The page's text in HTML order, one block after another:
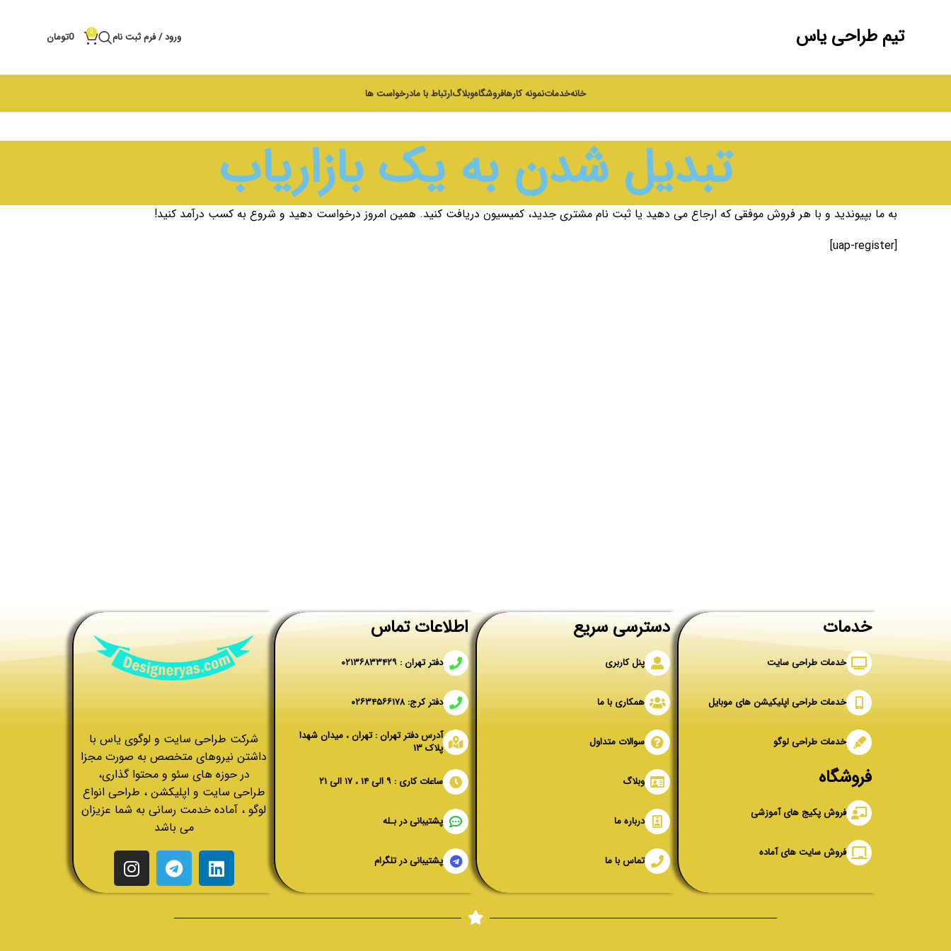
تیم طراحی یاس ورود / فرم ثبت نام 0
0تومان
خانهخدماتنمونه کارهافروشگاهوبلاگارتباط با مادرخواست ها
تبدیل شدن به یک بازاریاب
به ما بپیوندید و با هر فروش موفقی که ارجاع می دهید یا ثبت نام مشتری جدید، کمیسیون دریافت کنید. همین امروز درخواست دهید و شروع به کسب درآمد کنید!
[uap-register]
خدمات
خدمات طراحی سایت
خدمات طراحی اپلیکیشن های موبایل
خدمات طراحی لوگو
فروشگاه
فروش پکیج های آموزشی
فروش سایت های آماده
دسترسی سریع
پنل کاربری
همکاری با ما
سوالات متداول
وبلاگ
درباره ما
تماس با ما
اطلاعات تماس
دفتر تهران : ۰۲۱۳۶۸۳۳۴۲۹
دفتر کرج: ۰۲۶۳۴۵۶۶۱۷۸
آدرس دفتر تهران : تهران ، میدان شهدا
پلاک ۱۳
ساعات کاری : ۹ الی ۱۴ ، ۱۷ الی ۲۱
پشتیبانی در بـله
پشتیبانی در تلگرام
شرکت طراحی سایت و لوگوی یاس با
داشتن نیروهای متخصص به صورت مجزا
در حوزه های سئو و محتوا گذاری،
طراحی سایت و اپلیکشن ، طراحی انواع
لوگو ، آماده خدمت رسانی به شما عزیزان
می باشد